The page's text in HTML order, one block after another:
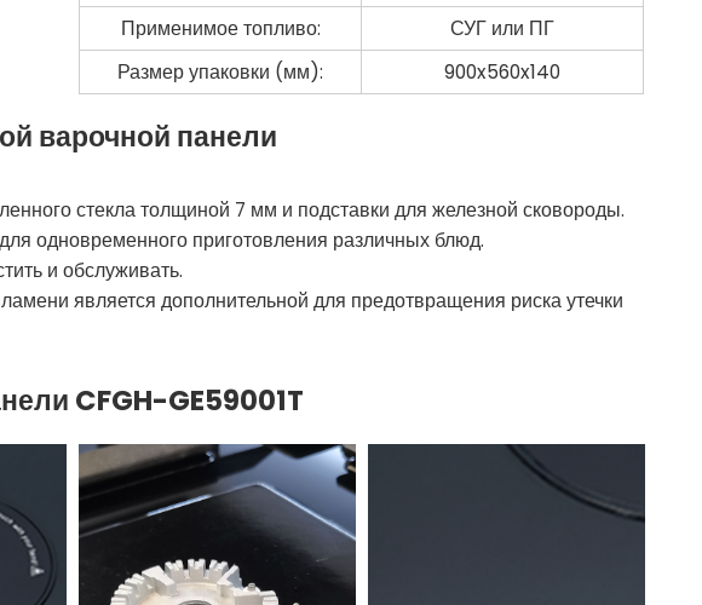
Применимое топливо:
СУГ или ПГ
Размер упаковки (мм):
900x560x140
варочной панели
стекла толщиной 7 мм и подставки для железной сковороды.
одновременного приготовления различных блюд.
и обслуживать.
является дополнительной для предотвращения риска утечки
CFGH-GE59001T